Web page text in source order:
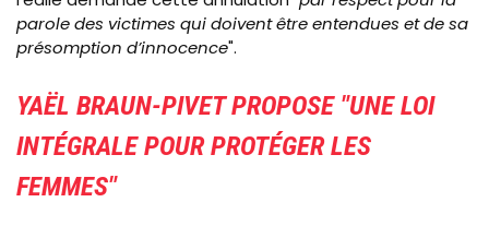
parole des victimes qui doivent être entendues et de sa
présomption d’innocence".
YAËL BRAUN-PIVET PROPOSE "UNE LOI
INTÉGRALE POUR PROTÉGER LES
FEMMES"